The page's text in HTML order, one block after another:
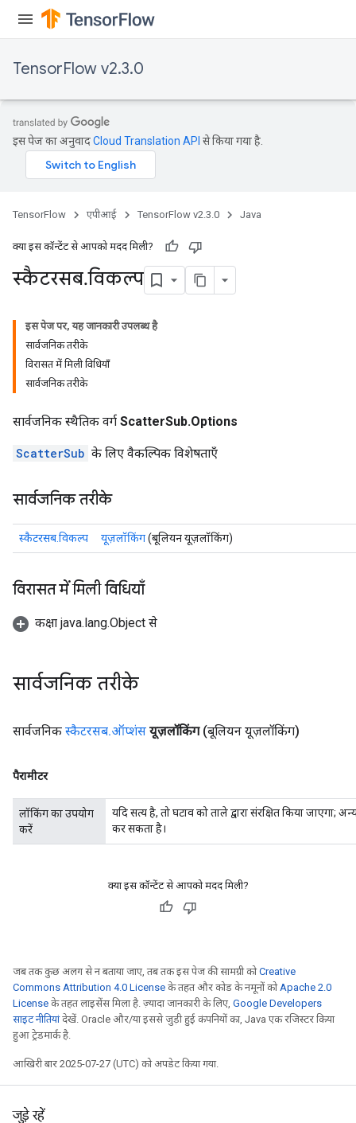
TensorFlow v2.3.0
इस पेज का अनुवादCloud Translation API से किया गया है.
TensorFlow एपीआई TensorFlow v2.3.0 Java
क्या इस कॉन्टेंट से आपको मदद मिली?
स्कैटरसब.विकल्प
इस पेज पर, यह जानकारी उपलब्ध है
सार्वजनिक तरीके
विरासत में मिली विधियाँ
सार्वजनिक तरीके
सार्वजनिक स्थैतिक वर्ग ScatterSub.Options
ScatterSub के लिए वैकल्पिक विशेषताएँ
सार्वजनिक तरीके
स्कैटरसब.विकल्प यूज़लॉकिंग(बूलियन यूज़लॉकिंग)
विरासत में मिली विधियाँ
कक्षा java.lang.Object से
सार्वजनिक तरीके
सार्वजनिक स्कैटरसब.ऑप्शंस यूज़लॉकिंग (बूलियन यूज़लॉकिंग)
पैरामीटर
लॉकिंग का उपयोग
करें
यदि सत्य है, तो घटाव को ताले द्वारा संरक्षित किया जाएगा;
कर सकता है।
क्या इस कॉन्टेंट से आपको मदद मिली?
जब तक कुछ अलग से न बताया जाए, तब तक इस पेज की सामग्री कोCreative
Commons Attribution 4.0 License के तहत और कोड के नमूनों कोApache 2.0
License के तहत लाइसेंस मिला है. ज़्यादा जानकारी के लिए, Google Developers
साइट नीतियांदेखें. Oracle और/या इससे जुड़ी हुई कंपनियों का, Java एक रजिस्टर किया
हुआ ट्रेडमार्क है.
आखिरी बार 2025-07-27 (UTC) को अपडेट किया गया.
जुड़े रहें